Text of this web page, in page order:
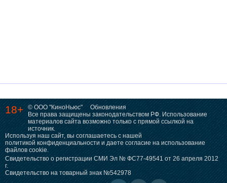
18+ © ООО "КиноНьюс"
Обновления
Все права защищены законодательством РФ. Использование
материалов сайта возможно только с прямой ссылкой на
источник.
Используя наш сайт, вы соглашаетесь с нашей
политикой конфиденциальностии даете согласие на использование
файлов cookie.
Свидетельство о регистрации СМИ Эл № ФС77-49541 от 26 апреля 2012
г.
Свидетельство на товарный знак №542978